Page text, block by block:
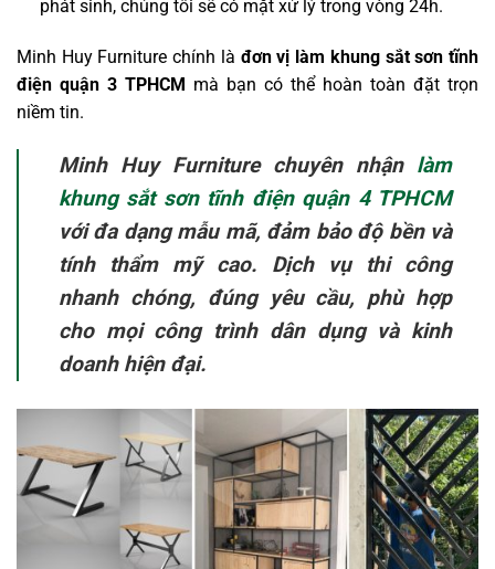
phát sinh, chúng tôi sẽ có mặt xử lý trong vòng 24h.
Minh Huy Furniture chính là đơn vị làm khung sắt sơn tĩnh
điện quận 3 TPHCM mà bạn có thể hoàn toàn đặt trọn
niềm tin.
Minh Huy Furniture chuyên nhận làm
khung sắt sơn tĩnh điện quận 4 TPHCM
với đa dạng mẫu mã, đảm bảo độ bền và
tính thẩm mỹ cao. Dịch vụ thi công
nhanh chóng, đúng yêu cầu, phù hợp
cho mọi công trình dân dụng và kinh
doanh hiện đại.